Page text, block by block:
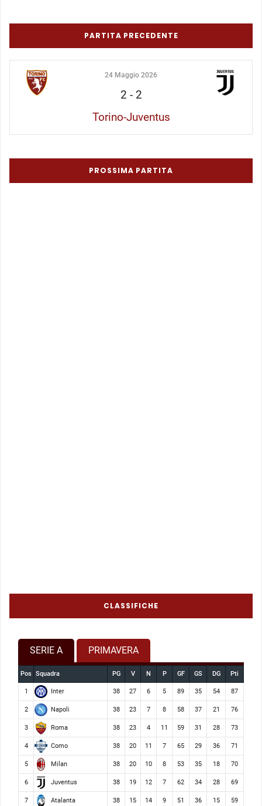
PARTITA PRECEDENTE
24 Maggio 2026
2 - 2
Torino-Juventus
PROSSIMA PARTITA
CLASSIFICHE
SERIE A PRIMAVERA
Pos Squadra PG V N P GF GS DG Pti
1 Inter 38 27 6 5 89 35 54 87
2 Napoli 38 23 7 8 58 37 21 76
3 Roma 38 23 4 11 59 31 28 73
4 Como 38 20 11 7 65 29 36 71
5 Milan 38 20 10 8 53 35 18 70
6 Juventus 38 19 12 7 62 34 28 69
7 Atalanta 38 15 14 9 51 36 15 59